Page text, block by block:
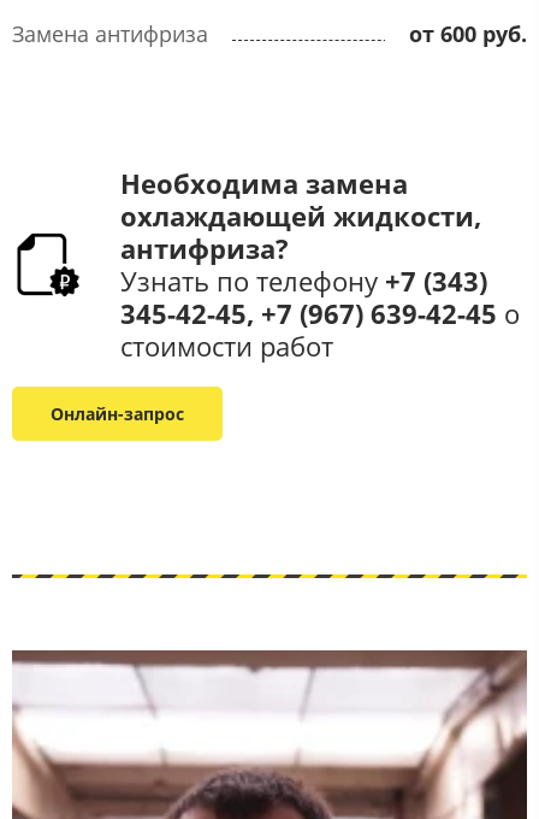
Замена антифриза от 600 руб.
Необходима замена
охлаждающей жидкости,
антифриза​​?
Узнать по телефону +7 (343)
345-42-45, +7 (967) 639-42-45 ​ о
стоимости работ​
Онлайн-запрос